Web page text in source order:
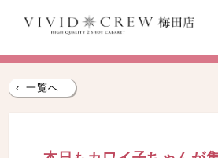
‹ 一覧へ